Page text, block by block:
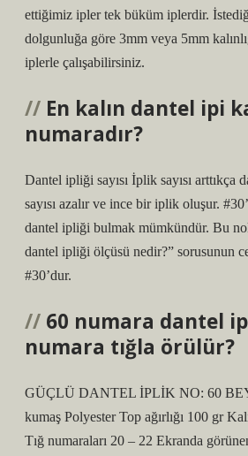
ettiğimiz ipler tek büküm iplerdir.
dolgunluğa göre 3mm veya 5mm
iplerle çalışabilirsiniz.
En kalın dantel ipi
numaradır?
Dantel ipliği sayısı İplik sayısı arttıkça
sayısı azalır ve ince bir iplik oluşur.
dantel ipliği bulmak mümkündür. Bu
dantel ipliği ölçüsü nedir?” sorusunun
#30’dur.
60 numara dantel
numara tığla örülür?
GÜÇLÜ DANTEL İPLİK NO: 60
kumaş Polyester Top ağırlığı 100 gr
Tığ numaraları 20 – 22 Ekranda